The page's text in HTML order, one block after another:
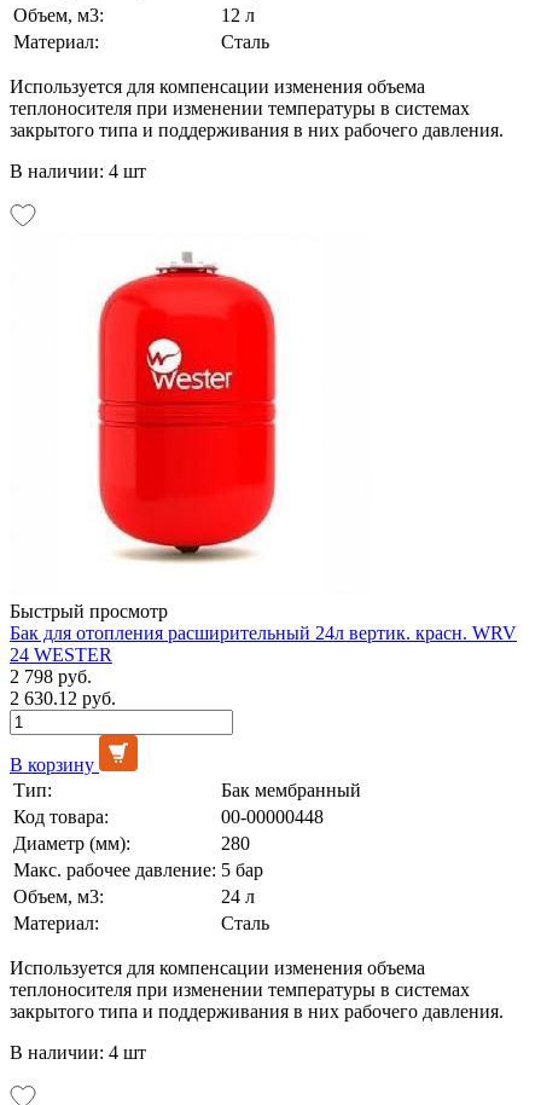
Объем, м3:
12 л
Материал:
Сталь
Используется для компенсации изменения объема
теплоносителя при изменении температуры в системах
закрытого типа и поддерживания в них рабочего давления.
В наличии: 4 шт
Быстрый просмотр
Бак для отопления расширительный 24л вертик. красн. WRV
24 WESTER
2 798 руб.
2 630.12 руб.
В корзину
Тип:
Бак мембранный
Код товара:
00-00000448
Диаметр (мм):
280
Макс. рабочее давление: 5 бар
Объем, м3:
24 л
Материал:
Сталь
Используется для компенсации изменения объема
теплоносителя при изменении температуры в системах
закрытого типа и поддерживания в них рабочего давления.
В наличии: 4 шт